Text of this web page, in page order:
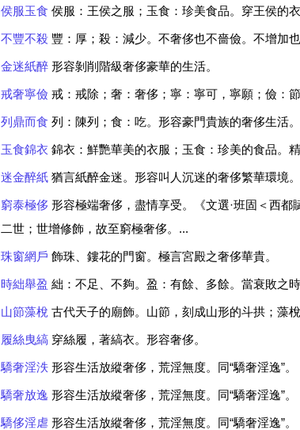
侯服玉食 侯服：王侯之服；玉食：珍美食品。穿王侯的
不豐不殺豐：厚；殺：減少。不奢侈也不嗇儉。不增加也
金迷紙醉形容剝削階級奢侈豪華的生活。
戒奢寧儉 戒：戒除；奢：奢侈；寧：寧可，寧願；儉：
列鼎而食 列：陳列；食：吃。形容豪門貴族的奢侈生活。
玉食錦衣 錦衣：鮮艷華美的衣服；玉食：珍美的食品。
迷金醉紙猶言紙醉金迷。形容叫人沉迷的奢侈繁華環境。
窮泰極侈 形容極端奢侈，盡情享受。《文選·班固＜西都
二世；世增修飾，故至窮極奢侈。...
珠窗網戶 飾珠、鏤花的門窗。極言宮殿之奢侈華貴。
時絀舉盈 絀：不足、不夠。盈：有餘、多餘。當衰敗之
山節藻梲 古代天子的廟飾。山節，刻成山形的斗拱；藻
履絲曳縞穿絲履，著縞衣。形容奢侈。
驕奢淫泆形容生活放縱奢侈，荒淫無度。同“驕奢淫逸”。
驕奢放逸 形容生活放縱奢侈，荒淫無度。同“驕奢淫逸”。
驕侈淫虐形容生活放縱奢侈，荒淫無度。同“驕奢淫逸”。